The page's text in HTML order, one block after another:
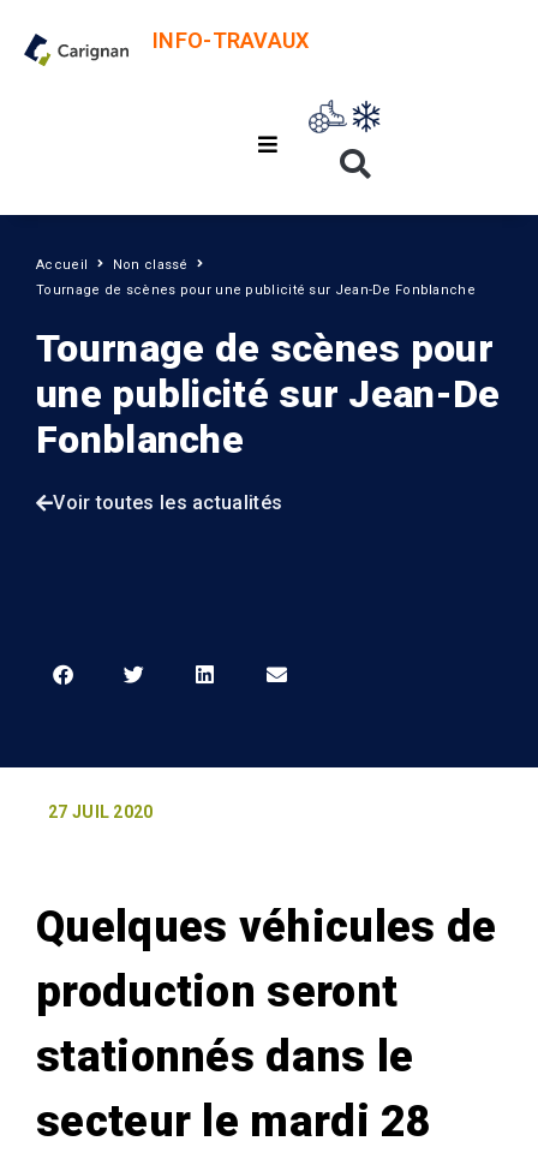
INFO-TRAVAUX
Accueil
Non classé
Tournage de scènes pour une publicité sur Jean-De Fonblanche
Tournage de scènes pour
une publicité sur Jean-De
Fonblanche
Voir toutes les actualités
27 JUIL 2020
Quelques véhicules de
production seront
stationnés dans le
secteur le mardi 28